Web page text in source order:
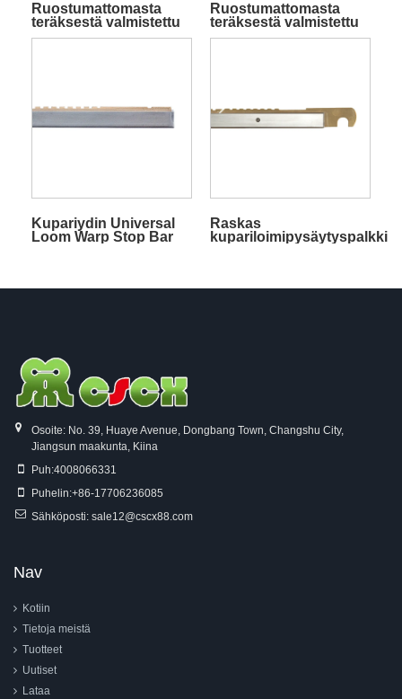
Ruostumattomasta
teräksestä valmistettu
loimitanko
Ruostumattomasta
teräksestä valmistettu
loimipysäytin
Kupariydin Universal
Loom Warp Stop Bar
Raskas
kupariloimipysäytyspalkki
Osoite: No. 39, Huaye Avenue, Dongbang Town, Changshu City,
Jiangsun maakunta, Kiina
Puh:4008066331
Puhelin:+86-17706236085
Sähköposti: sale12@cscx88.com
Nav
Kotiin
Tietoja meistä
Tuotteet
Uutiset
Lataa